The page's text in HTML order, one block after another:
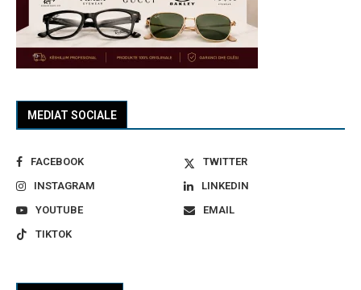
MEDIAT SOCIALE
FACEBOOK
TWITTER
INSTAGRAM
LINKEDIN
YOUTUBE
EMAIL
TIKTOK